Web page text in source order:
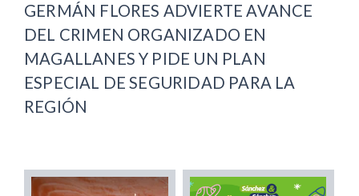
GERMÁN FLORES ADVIERTE AVANCE
DEL CRIMEN ORGANIZADO EN
MAGALLANES Y PIDE UN PLAN
ESPECIAL DE SEGURIDAD PARA LA
REGIÓN